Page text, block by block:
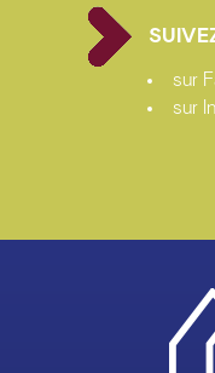
sur
sur